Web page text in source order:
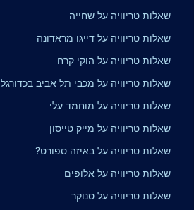
שאלות טריוויה על שחייה
שאלות טריוויה על דייגו מראדונה
שאלות טריוויה על הוקי קרח
שאלות טריוויה על מכבי תל אביב בכדורגל
שאלות טריוויה על מוחמד עלי
שאלות טריוויה על מייק טייסון
שאלות טריוויה על באיזה ספורט?
שאלות טריוויה על אלופים
שאלות טריוויה על סנוקר